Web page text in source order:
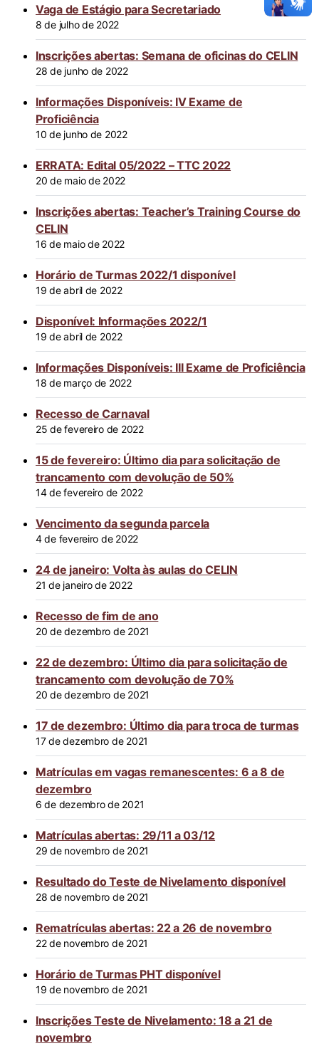
Vaga de Estágio para Secretariado
8 de julho de 2022
Inscrições abertas: Semana de oficinas do CELIN
28 de junho de 2022
Informações Disponíveis: IV Exame de
Proficiência
10 de junho de 2022
ERRATA: Edital 05/2022 – TTC 2022
20 de maio de 2022
Inscrições abertas: Teacher’s Training Course do
CELIN
16 de maio de 2022
Horário de Turmas 2022/1 disponível
19 de abril de 2022
Disponível: Informações 2022/1
19 de abril de 2022
Informações Disponíveis: III Exame de Proficiência
18 de março de 2022
Recesso de Carnaval
25 de fevereiro de 2022
15 de fevereiro: Último dia para solicitação de
trancamento com devolução de 50%
14 de fevereiro de 2022
Vencimento da segunda parcela
4 de fevereiro de 2022
24 de janeiro: Volta às aulas do CELIN
21 de janeiro de 2022
Recesso de fim de ano
20 de dezembro de 2021
22 de dezembro: Último dia para solicitação de
trancamento com devolução de 70%
20 de dezembro de 2021
17 de dezembro: Último dia para troca de turmas
17 de dezembro de 2021
Matrículas em vagas remanescentes: 6 a 8 de
dezembro
6 de dezembro de 2021
Matrículas abertas: 29/11 a 03/12
29 de novembro de 2021
Resultado do Teste de Nivelamento disponível
28 de novembro de 2021
Rematrículas abertas: 22 a 26 de novembro
22 de novembro de 2021
Horário de Turmas PHT disponível
19 de novembro de 2021
Inscrições Teste de Nivelamento: 18 a 21 de
novembro